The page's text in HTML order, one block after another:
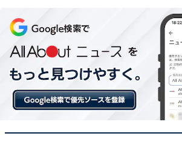
たちの想像を超えて暴走、激しさを増
ります。
4.時代の空気感を、ていねいに演出
社内のテレビ、パソコンといった家電
個人情報の管理など、こだわりの演出
さい。